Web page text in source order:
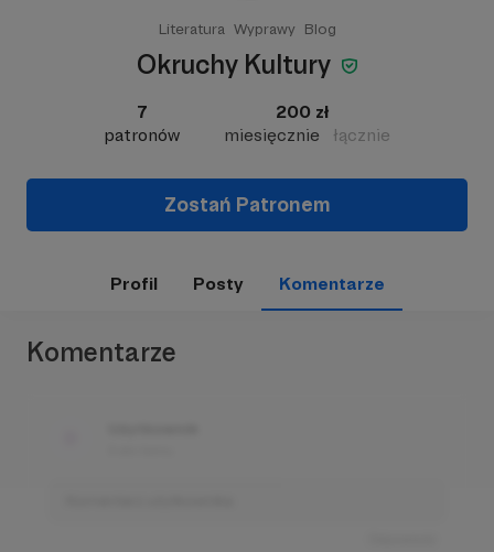
Literatura Wyprawy Blog
Okruchy Kultury
7
patronów
200 zł
miesięcznie
łącznie
Zostań Patronem
Profil Posty Komentarze
Komentarze